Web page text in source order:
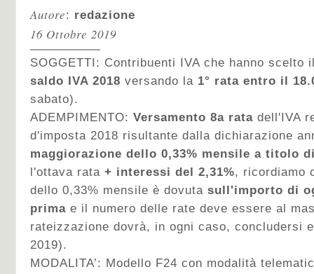
Autore: redazione
16 Ottobre 2019
SOGGETTI: Contribuenti IVA che hanno scelto
saldo IVA 2018 versando la 1° rata entro il
sabato).
ADEMPIMENTO: Versamento 8a rata dell'IVA
d'imposta 2018 risultante dalla dichiarazione
maggiorazione dello 0,33% mensile a titolo
l'ottava rata + interessi del 2,31%, ricordiamo
dello 0,33% mensile è dovuta sull'importo di
prima e il numero delle rate deve essere al
rateizzazione dovrà, in ogni caso, concludersi
2019).
MODALITA’: Modello F24 con modalità